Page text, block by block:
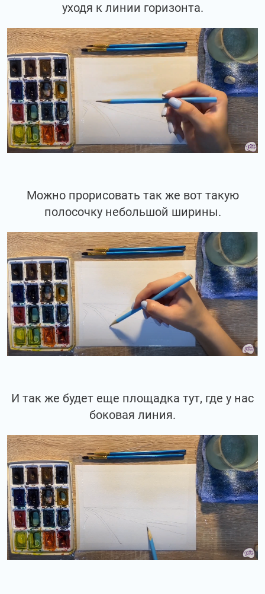
уходя к линии горизонта.
Можно прорисовать так же вот такую
полосочку небольшой ширины.
И так же будет еще площадка тут, где у нас
боковая линия.